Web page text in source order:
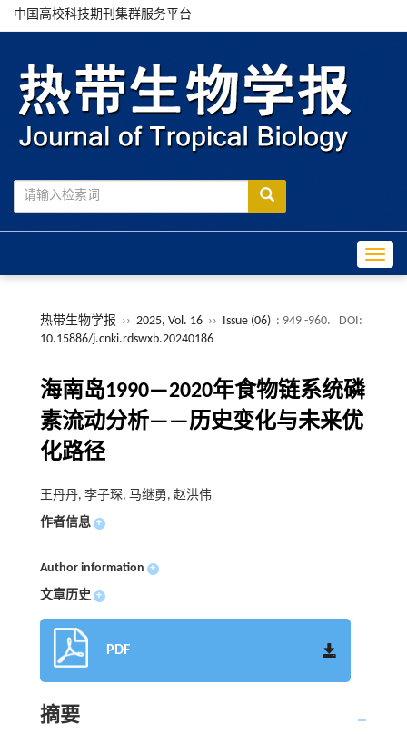
中国高校科技期刊集群服务平台
热带生物学报 ›› 2025, Vol. 16 ›› Issue (06) : 949 -960.
DOI:
10.15886/j.cnki.rdswxb.20240186
海南岛1990—2020年食物链系统磷
素流动分析——历史变化与未来优
化路径
王丹丹, 李子琛, 马继勇, 赵洪伟
作者信息 +
Author information +
文章历史 +
PDF
摘要